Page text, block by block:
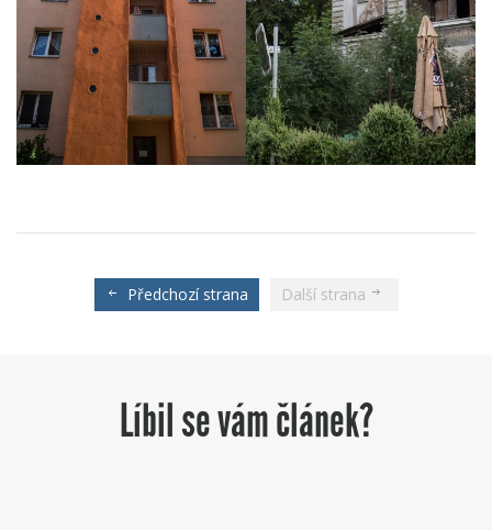
Předchozí strana Další strana
Líbil se vám článek?